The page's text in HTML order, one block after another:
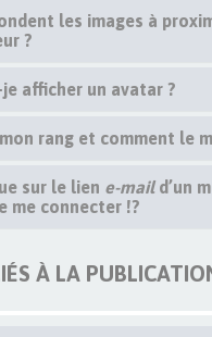
les images à
?
afficher un avatar ?
rang et comment le
sur le lien e-maild’un
me connecter !?
À LA